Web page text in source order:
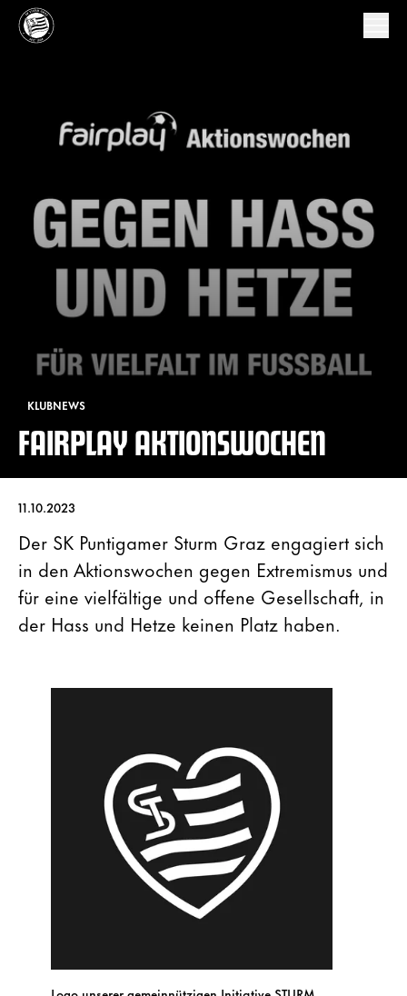
KLUBNEWS
FAIRPLAY AKTIONSWOCHEN
11.10.2023
Der SK Puntigamer Sturm Graz engagiert sich
in den Aktionswochen gegen Extremismus und
für eine vielfältige und offene Gesellschaft, in
der Hass und Hetze keinen Platz haben.